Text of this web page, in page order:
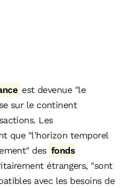
est devenue "le
sur le continent
Les
que "l'horizon temporel
des fonds
étrangers, "sont
avec les besoins de